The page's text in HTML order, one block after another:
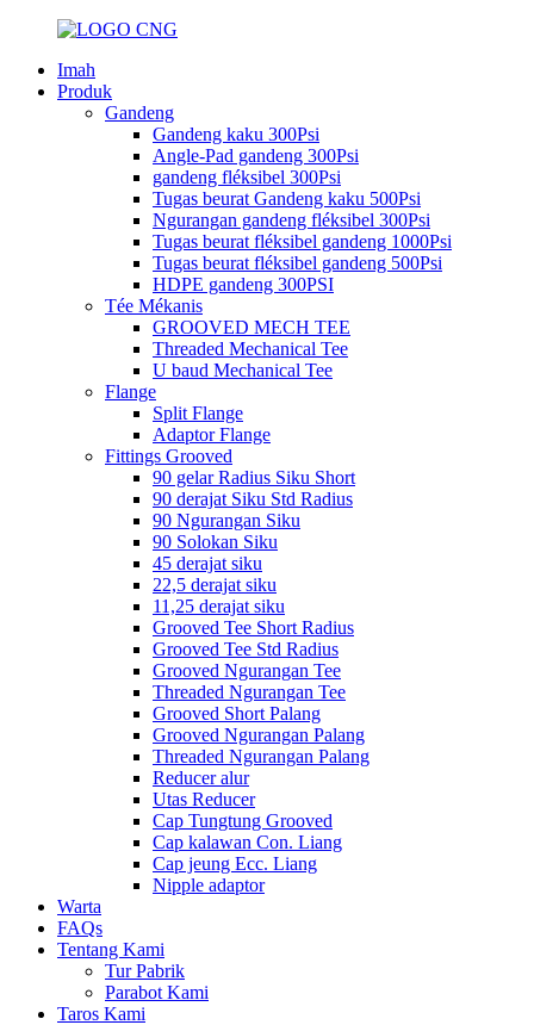
Imah
Produk
Gandeng
Gandeng kaku 300Psi
Angle-Pad gandeng 300Psi
gandeng fléksibel 300Psi
Tugas beurat Gandeng kaku 500Psi
Ngurangan gandeng fléksibel 300Psi
Tugas beurat fléksibel gandeng 1000Psi
Tugas beurat fléksibel gandeng 500Psi
HDPE gandeng 300PSI
Tée Mékanis
GROOVED MECH TEE
Threaded Mechanical Tee
U baud Mechanical Tee
Flange
Split Flange
Adaptor Flange
Fittings Grooved
90 gelar Radius Siku Short
90 derajat Siku Std Radius
90 Ngurangan Siku
90 Solokan Siku
45 derajat siku
22,5 derajat siku
11,25 derajat siku
Grooved Tee Short Radius
Grooved Tee Std Radius
Grooved Ngurangan Tee
Threaded Ngurangan Tee
Grooved Short Palang
Grooved Ngurangan Palang
Threaded Ngurangan Palang
Reducer alur
Utas Reducer
Cap Tungtung Grooved
Cap kalawan Con. Liang
Cap jeung Ecc. Liang
Nipple adaptor
Warta
FAQs
Tentang Kami
Tur Pabrik
Parabot Kami
Taros Kami